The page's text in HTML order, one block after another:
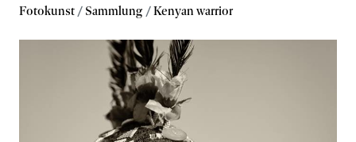
Fotokunst Sammlung Kenyan warrior